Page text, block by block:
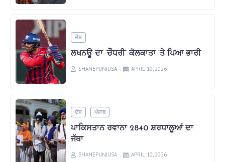
ਦੇਸ਼
ਲਖਨਊ ਦਾ ‘ਚੌਧਰੀ’ ਕੋਲਕਾਤਾ ‘ਤੇ ਪਿਆ ਭਾਰੀ
SHANEPUNJUSA APRIL 10, 2026
ਦੇਸ਼ ਪੰਜਾਬ
ਪਾਕਿਸਤਾਨ ਰਵਾਨਾ 2840 ਸ਼ਰਧਾਲੂਆਂ ਦਾ
ਜੱਥਾ
SHANEPUNJUSA APRIL 10, 2026